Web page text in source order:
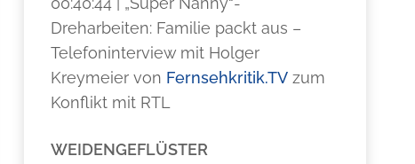
Dreharbeiten: Familie packt aus –
Telefoninterview mit Holger
Kreymeier von Fernsehkritik.TVzum
Konflikt mit RTL
WEIDENGEFLÜSTER